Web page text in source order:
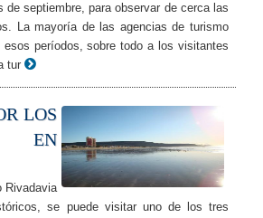
de septiembre, para observar de cerca las
La mayoría de las agencias de turismo
esos períodos, sobre todo a los visitantes
tur
LOS
EN
Rivadavia
se puede visitar uno de los tres